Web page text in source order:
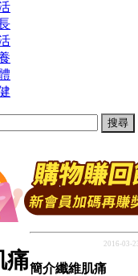
痛
2016-03-
簡介纖維肌痛